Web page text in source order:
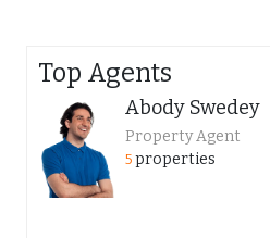
Top Agents
Abody Swedey
Property Agent
5 properties